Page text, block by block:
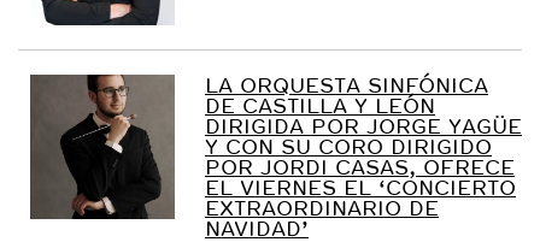
LA ORQUESTA SINFÓNICA
DE CASTILLA Y LEÓN
DIRIGIDA POR JORGE YAGÜE
Y CON SU CORO DIRIGIDO
POR JORDI CASAS, OFRECE
EL VIERNES EL ‘CONCIERTO
EXTRAORDINARIO DE
NAVIDAD’